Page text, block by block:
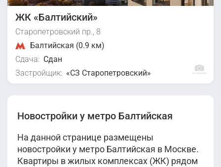
ЖК «Балтийский»
Старопетровский пр., 8
Балтийская (0.9 км)
Сдача: Сдан
Застройщик: «СЗ Старопетровский»
Новостройки у метро Балтийская
На данной странице размещены
новостройки у метро Балтийская в Москве.
Квартиры в жилых комплексах (ЖК) рядом